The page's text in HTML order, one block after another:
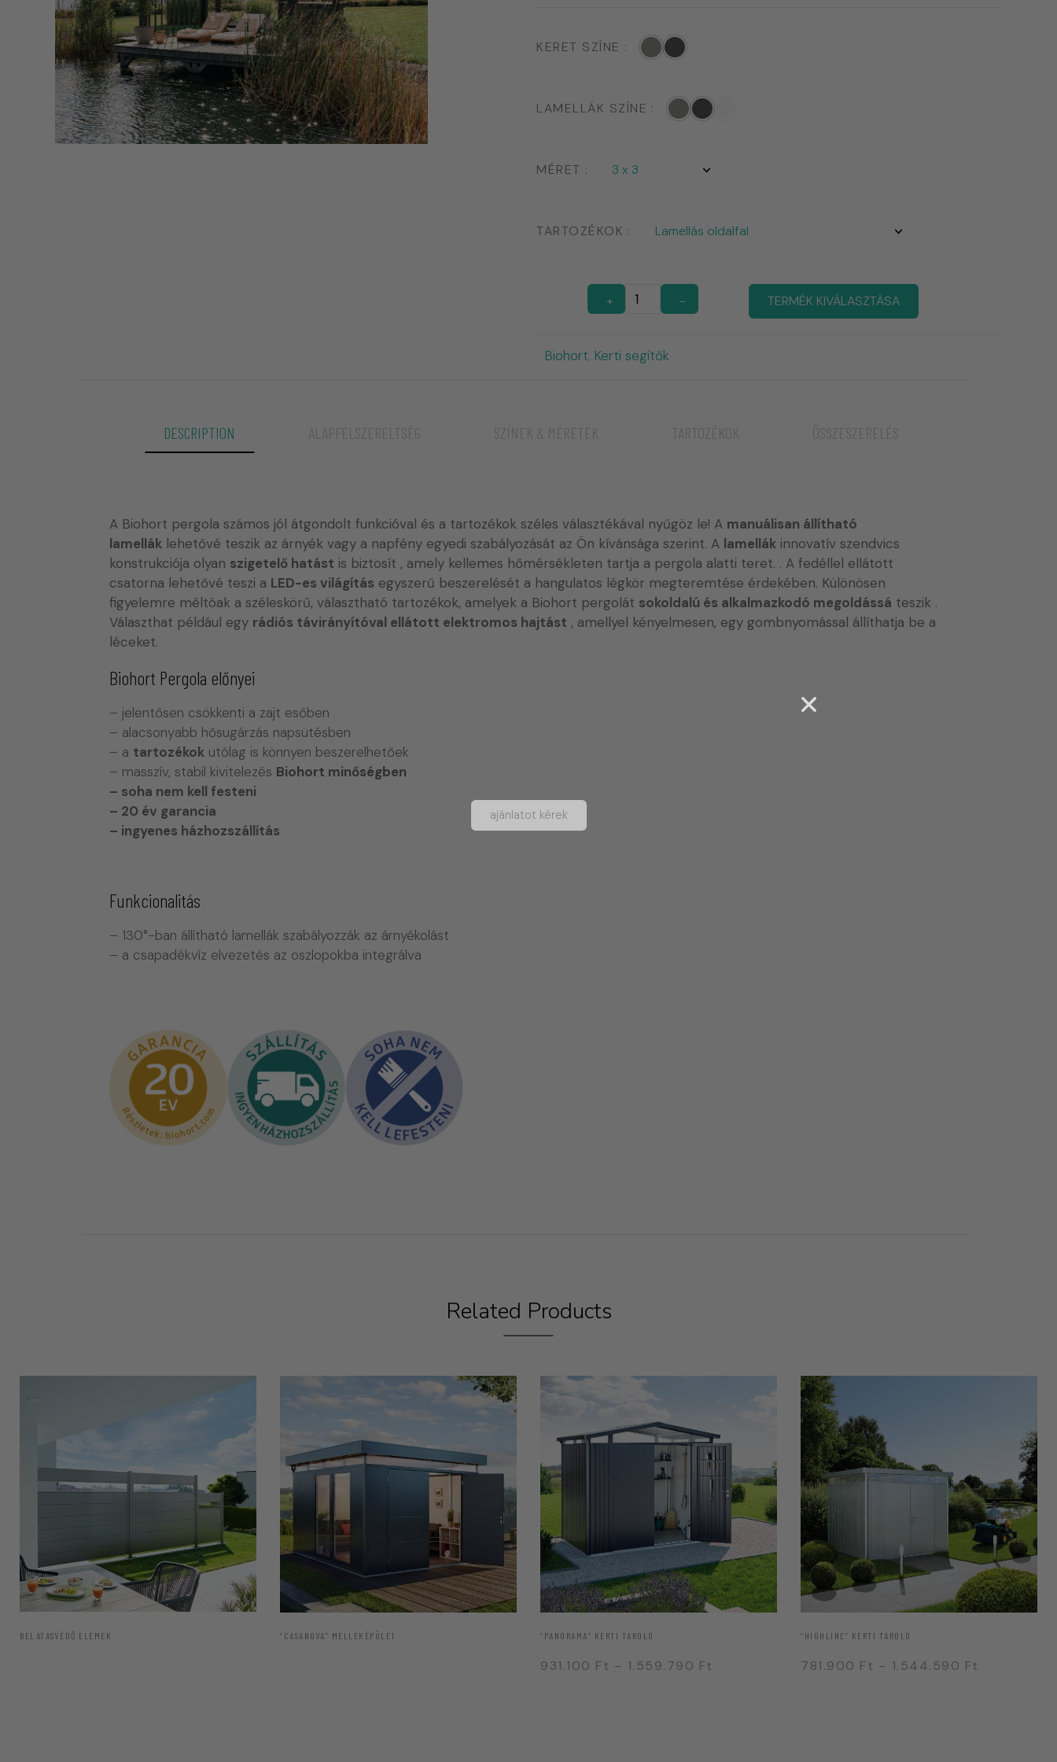
KERET SZÍNE
LAMELLÁK SZÍNE
MÉRET
TARTOZÉKOK
+ - TERMÉK KIVÁLASZTÁSA
Biohort Kerti segítők
DESCRIPTION ALAPFELSZERELTSÉG SZÍNEK & MÉRETEK TARTOZÉKOK ÖSSZESZERELÉS
A Biohort pergola számos jól átgondolt funkcióval és a tartozékok széles választékával nyűgöz le! A manuálisan állítható
lamellák lehetővé teszik az árnyék vagy a napfény egyedi szabályozását az Ön kívánsága szerint. A lamellák innovatív szendvics
konstrukciója olyan szigetelő hatást is biztosít , amely kellemes hőmérsékleten tartja a pergola alatti teret. . A fedéllel ellátott
csatorna lehetővé teszi a LED-es világítás egyszerű beszerelését a hangulatos légkör megteremtése érdekében. Különösen
figyelemre méltóak a széleskörű, választható tartozékok, amelyek a Biohort pergolát sokoldalú és alkalmazkodó megoldássá teszik .
Választhat például egy rádiós távirányítóval ellátott elektromos hajtást , amellyel kényelmesen, egy gombnyomással állíthatja be a
léceket.
Biohort Pergola előnyei
– jelentősen csökkenti a zajt esőben
– alacsonyabb hősugárzás napsütésben
– a tartozékok utólag is könnyen beszerelhetőek
– masszív, stabil kivitelezés Biohort minőségben
– soha nem kell festeni
– 20 év garancia
– ingyenes házhozszállítás
Funkcionalitás
– 130°-ban állítható lamellák szabályozzák az árnyékolást
– a csapadékvíz elvezetés az oszlopokba integrálva
Related Products
BELÁTÁSVÉDŐ ELEMEK “CASANOVA” MELLÉKÉPÜLET “PANORAMA” KERTI TÁROLÓ
931.100 Ft – 1.559.790 Ft
“HIGHLINE” KERTI TÁROLÓ
781.900 Ft – 1.544.590 Ft
ajánlatot kérek